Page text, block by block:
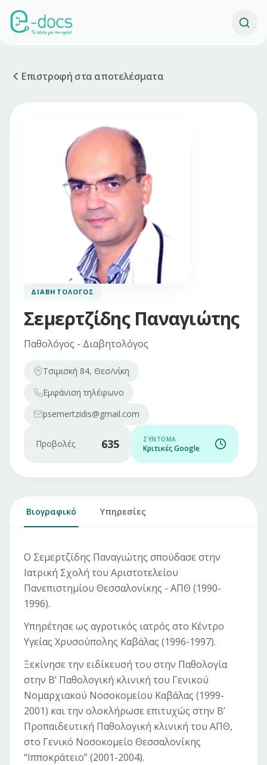
Επιστροφή στα αποτελέσματα
ΔΙΑΒΗΤΟΛΌΓΟΣ
Σεμερτζίδης Παναγιώτης
Παθολόγος - Διαβητολόγος
Τσιμισκή 84, Θεσ/νίκη
Εμφάνιση τηλέφωνο
psemertzidis@gmail.com
Προβολές 635 ΣΎΝΤΟΜΑ
Κριτικές Google
Βιογραφικό Υπηρεσίες
Ο Σεμερτζίδης Παναγιώτης σπούδασε στην
Ιατρική Σχολή του Αριστοτελείου
Πανεπιστημίου Θεσσαλονίκης - ΑΠΘ (1990-
1996).
Υπηρέτησε ως αγροτικός ιατρός στο Κέντρο
Υγείας Χρυσούπολης Καβάλας (1996-1997).
Ξεκίνησε την ειδίκευσή του στην Παθολογία
στην Β’ Παθολογική κλινική του Γενικού
Νομαρχιακού Νοσοκομείου Καβάλας (1999-
2001) και την ολοκλήρωσε επιτυχώς στην Β’
Προπαιδευτική Παθολογική κλινική του ΑΠΘ,
στο Γενικό Νοσοκομείο Θεσσαλονίκης
“Ιπποκράτειο” (2001-2004).